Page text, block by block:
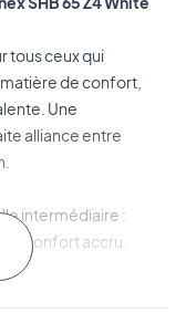
tous ceux qui
de confort,
Une
alliance entre
intermédiaire :
confort accru.